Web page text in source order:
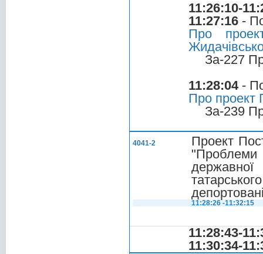
11:26:10-
11:27:16 -
Про
За-227
11:28:04-
Про проект
За-239
4041-2
Проект
"Проблеми
11:28:26 -11:32:15
11:28:43-
11:30:34-